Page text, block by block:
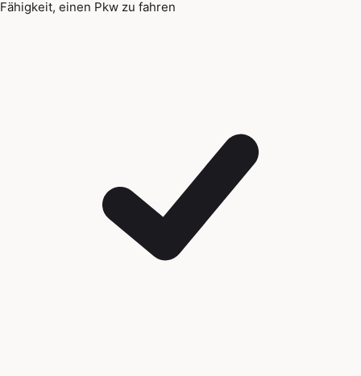
Fähigkeit, einen Pkw zu fahren